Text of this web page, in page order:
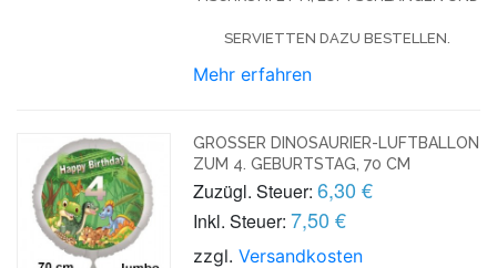
SERVIETTEN DAZU BESTELLEN.
Mehr erfahren
GROSSER DINOSAURIER-LUFTBALLON Z
UM 4. GEBURTSTAG, 70 CM
Zuzügl. Steuer: 6,30 €
Inkl. Steuer: 7,50 €
zzgl.Versandkosten